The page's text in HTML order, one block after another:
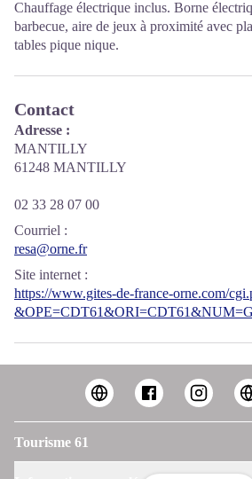
Chauffage électrique inclus. Borne
barbecue, aire de jeux à proximité avec
tables pique nique.
Contact
Adresse :
MANTILLY
61248 MANTILLY
02 33 28 07 00
Courriel :
resa@orne.fr
Site internet :
https://www.gites-de-france-orne.com/
Tourisme 61